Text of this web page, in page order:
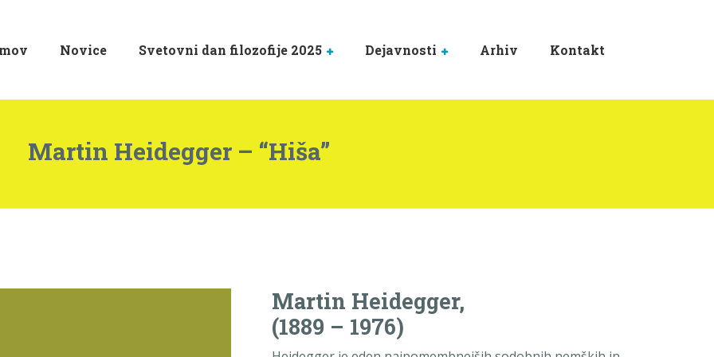
Novice Svetovni dan filozofije 2025 Dejavnosti Arhiv Kontakt
Martin Heidegger – “Hiša”
Martin Heidegger,
(1889 – 1976)